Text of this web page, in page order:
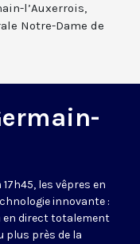
l’Auxerrois,
Notre-Dame de
les vêpres en
innovante :
direct totalement
plus près de la